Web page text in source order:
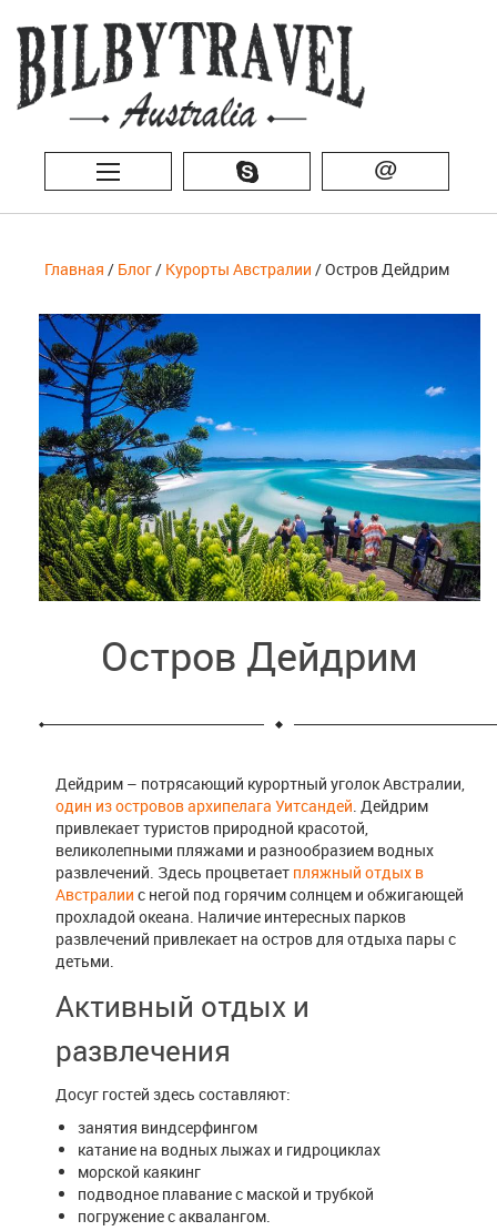
@
Главная / Блог/ Курорты Австралии / Остров Дейдрим
Остров Дейдрим
Дейдрим – потрясающий курортный уголок Австралии,
один из островов архипелага Уитсандей. Дейдрим
привлекает туристов природной красотой,
великолепными пляжами и разнообразием водных
развлечений. Здесь процветает пляжный отдых в
Австралии с негой под горячим солнцем и обжигающей
прохладой океана. Наличие интересных парков
развлечений привлекает на остров для отдыха пары с
детьми.
Активный отдых и
развлечения
Досуг гостей здесь составляют:
занятия виндсерфингом
катание на водных лыжах и гидроциклах
морской каякинг
подводное плавание с маской и трубкой
погружение с аквалангом.